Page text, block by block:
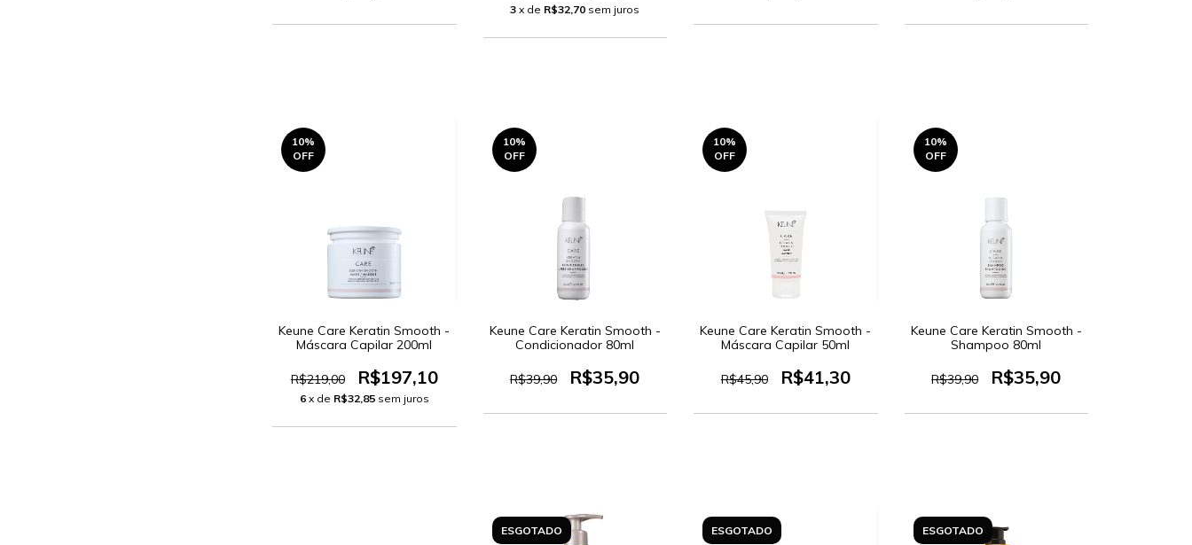
3 x de R$32,70 sem juros
10%
OFF
Keune Care Keratin Smooth -
Máscara Capilar 200ml
R$219,00 R$197,10
6 x de R$32,85 sem juros
10%
OFF
Keune Care Keratin Smooth -
Condicionador 80ml
R$39,90 R$35,90
10%
OFF
Keune Care Keratin Smooth -
Máscara Capilar 50ml
R$45,90 R$41,30
10%
OFF
Keune Care Keratin Smooth -
Shampoo 80ml
R$39,90 R$35,90
ESGOTADO ESGOTADO ESGOTADO